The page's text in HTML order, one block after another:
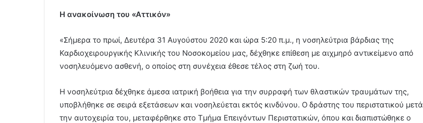
Η ανακοίνωση του «Αττικόν»
«Σήμερα το πρωί, Δευτέρα 31 Αυγούστου 2020 και ώρα 5:20 π.μ., η νοσηλεύτρια βάρδιας της
Καρδιοχειρουργικής Κλινικής του Νοσοκομείου μας, δέχθηκε επίθεση με αιχμηρό αντικείμενο από
νοσηλευόμενο ασθενή, ο οποίος στη συνέχεια έθεσε τέλος στη ζωή του.
Η νοσηλεύτρια δέχθηκε άμεσα ιατρική βοήθεια για την συρραφή των θλαστικών τραυμάτων της,
υποβλήθηκε σε σειρά εξετάσεων και νοσηλεύεται εκτός κινδύνου. Ο δράστης του περιστατικού μετά
την αυτοχειρία του, μεταφέρθηκε στο Τμήμα Επειγόντων Περιστατικών, όπου και διαπιστώθηκε ο